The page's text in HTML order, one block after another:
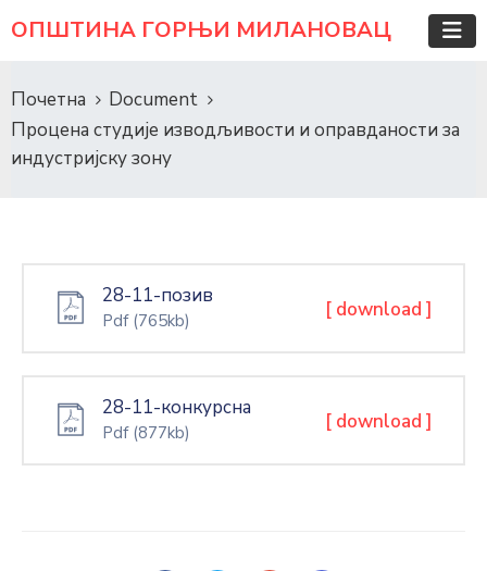
ОПШТИНА ГОРЊИ МИЛАНОВАЦ
Почетна
Document
Процена студије изводљивости и оправданости за
индустријску зону
28-11-позив
Pdf (765kb) [ download ]
28-11-конкурсна
Pdf (877kb) [ download ]